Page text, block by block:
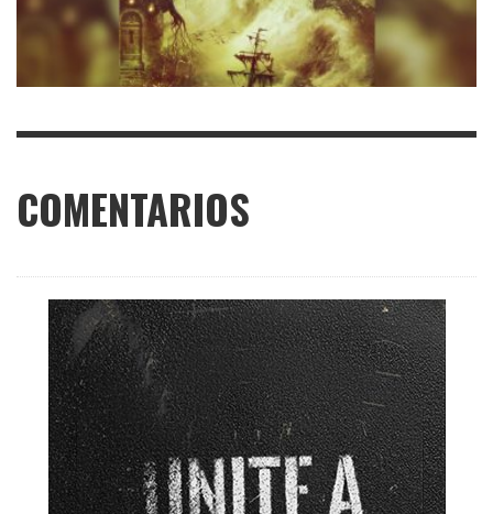
COMENTARIOS